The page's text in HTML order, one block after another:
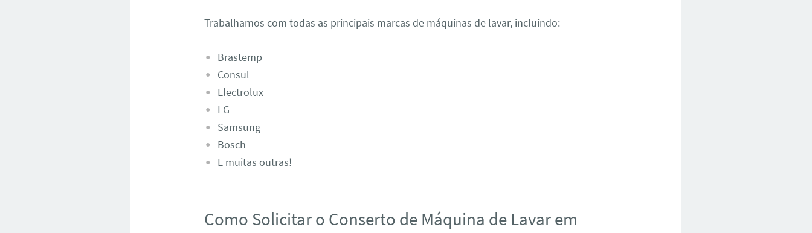
Trabalhamos com todas as principais marcas de máquinas de lavar, incluindo:
Brastemp
Consul
Electrolux
LG
Samsung
Bosch
E muitas outras!
Como Solicitar o Conserto de Máquina de Lavar em